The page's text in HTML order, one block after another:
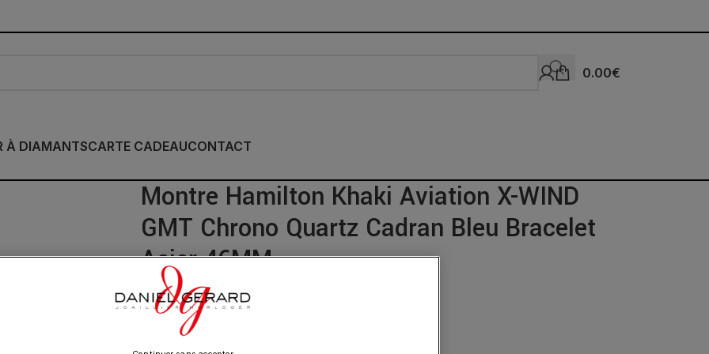
0.00€
À DIAMANTSCARTE CADEAUCONTACT
Montre Hamilton Khaki Aviation X-WIND
GMT Chrono Quartz Cadran Bleu Bracelet
Acier 46MM
1 145.00€